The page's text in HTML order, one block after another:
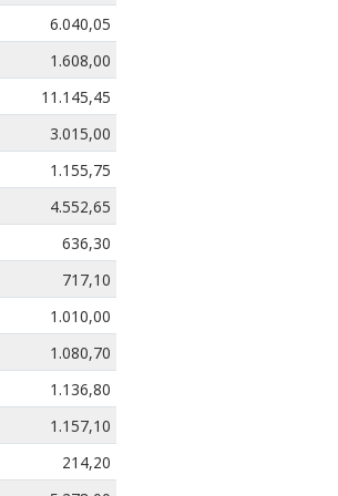
6.040,05
1.608,00
11.145,45
3.015,00
1.155,75
4.552,65
636,30
717,10
1.010,00
1.080,70
1.136,80
1.157,10
214,20